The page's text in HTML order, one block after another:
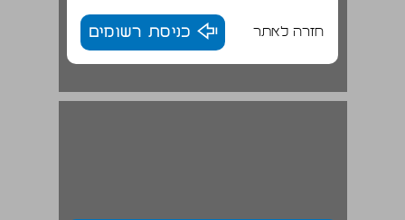
חזרה לאתר כניסת רשומים